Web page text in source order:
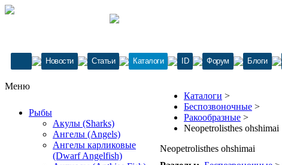
Новости Статьи Каталоги ID Форум Блоги
Меню
Рыбы
Акулы (Sharks)
Ангелы (Angels)
Ангелы карликовые
(Dwarf Angelfish)
Каталоги >
Беспозвоночные >
Ракообразные >
Neopetrolisthes ohshimai
Neopetrolisthes ohshimai